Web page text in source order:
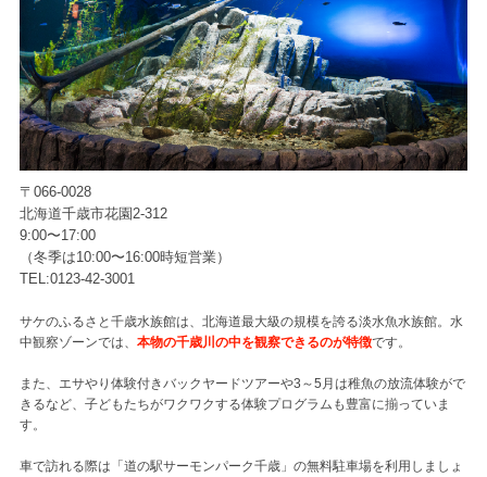
〒066-0028
北海道千歳市花園2-312
9:00〜17:00
（冬季は10:00〜16:00時短営業）
TEL:0123-42-3001
サケのふるさと千歳水族館は、北海道最大級の規模を誇る淡水魚水族館。水
中観察ゾーンでは、 本物の千歳川の中を観察できるのが特徴です。
また、エサやり体験付きバックヤードツアーや3～5月は稚魚の放流体験がで
きるなど、子どもたちがワクワクする体験プログラムも豊富に揃っていま
す。
車で訪れる際は「道の駅サーモンパーク千歳」の無料駐車場を利用しましょ